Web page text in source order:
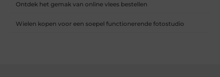
Ontdek het gemak van online vlees bestellen
Wielen kopen voor een soepel functionerende fotostudio